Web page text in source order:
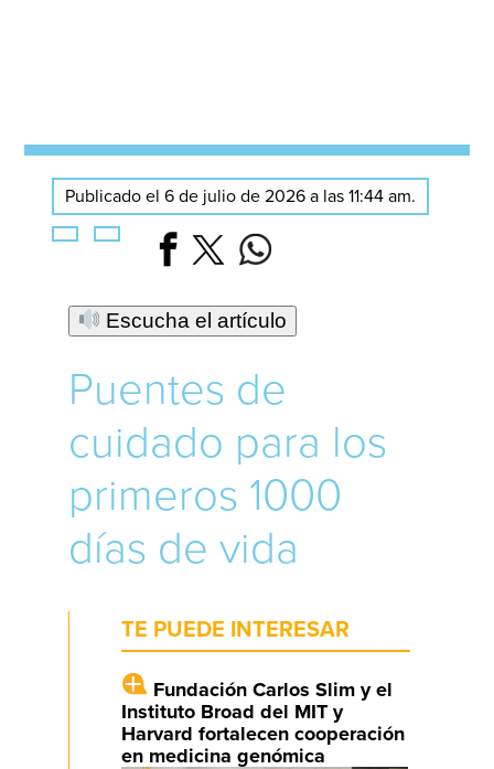
Publicado el 6 de julio de 2026 a las 11:44 am.
Escucha el artículo
Puentes de
cuidado para los
primeros 1000
días de vida
TE PUEDE INTERESAR
Fundación Carlos Slim y el
Instituto Broad del MIT y
Harvard fortalecen cooperación
en medicina genómica